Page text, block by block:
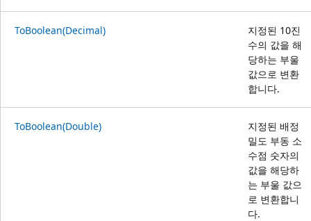
ToBoolean(Decimal)
지정된 10진
수의 값을 해
당하는 부울
값으로 변환
합니다.
ToBoolean(Double)
지정된 배정
밀도 부동 소
수점 숫자의
값을 해당하
는 부울 값으
로 변환합니
다.